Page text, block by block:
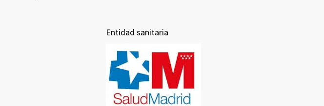
Entidad sanitaria